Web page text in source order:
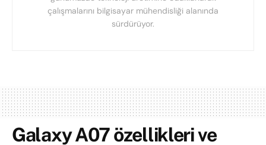
çalışmalarını bilgisayar mühendisliği alanında
sürdürüyor.
Galaxy A07 özellikleri ve